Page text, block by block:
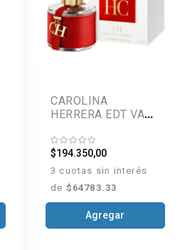
CAROLINA
HERRERA EDT VAP
$194.350,00
3 cuotas sin interés
de $64783.33
Agregar